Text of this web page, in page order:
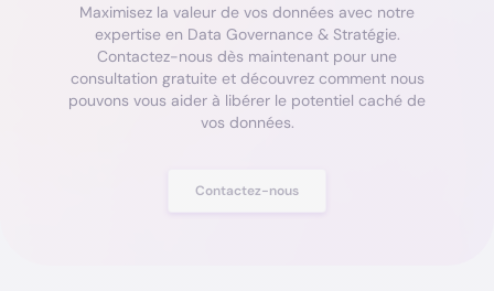
Maximisez la valeur de vos données avec notre
expertise en Data Governance & Stratégie.
Contactez-nous dès maintenant pour une
consultation gratuite et découvrez comment nous
pouvons vous aider à libérer le potentiel caché de
vos données.
Contactez-nous